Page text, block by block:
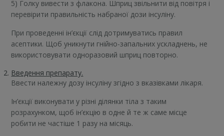
5) Голку вивести з флакона. Шприц звільнити від повітря і
перевірити правильність набраної дози інсуліну.
При проведенні ін’єкції слід дотримуватись правил
асептики. Щоб уникнути гнійно-запальних ускладнень, не
використовувати одноразовий шприц повторно.
Введення препарату.
Ввести належну дозу інсуліну згідно з вказівками лікаря.
Ін’єкції виконувати у різні ділянки тіла з таким
розрахунком, щоб ін’єкцію в одне й те ж саме місце
робити не частіше 1 разу на місяць.